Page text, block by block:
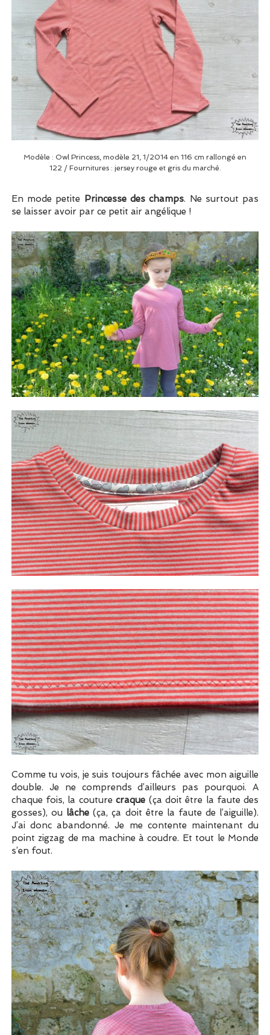
Modèle : Owl Princess, modèle 21, 1/2014 en 116 cm rallongé en
122 / Fournitures : jersey rouge et gris du marché.
En mode petite Princesse des champs. Ne surtout pas
se laisser avoir par ce petit air angélique !
Comme tu vois, je suis toujours fâchée avec mon aiguille
double. Je ne comprends d’ailleurs pas pourquoi. A
chaque fois, la couturecraque (ça doit être la faute des
gosses), ou lâche (ça, ça doit être la faute de l’aiguille).
J’ai donc abandonné. Je me contente maintenant du
point zigzag de ma machine à coudre. Et tout le Monde
s’en fout.